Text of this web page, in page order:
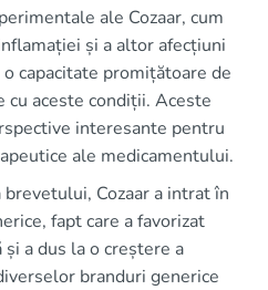
ale Cozaar, cum
și a altor afecțiuni
capacitate promițătoare de
cu aceste condiții. Aceste
interesante pentru
ale medicamentului.
Cozaar a intrat în
fapt care a favorizat
a dus la o creștere a
branduri generice